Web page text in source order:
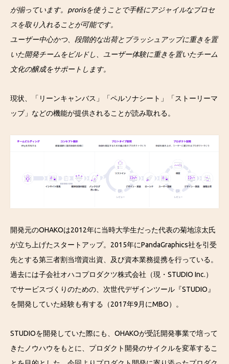
が揃っています。prorisを使うことで手軽にアジャイルなプロセ
スを取り入れることが可能です。
ユーザー中心かつ、段階的な出荷とブラッシュアップに重きを置
いた開発チームをビルドし、ユーザー体験に重きを置いたチーム
文化の醸成をサポートします。
現状、「リーンキャンバス」「ペルソナシート」「ストーリーマ
ップ」などの機能が提供されることが読み取れる。
開発元のOHAKOは2012年に当時大学生だった代表の菊地涼太氏
が立ち上げたスタートアップ。2015年にPandaGraphics社を引受
先とする第三者割当増資出資、及び資本業務提携を行っている。
過去には子会社オハコプロダクツ株式会社（現・STUDIO Inc.）
でサービスづくりのための、次世代デザインツール『STUDIO』
を開発していた経験も有する（2017年9月にMBO）。
STUDIOを開発していた際にも、OHAKOが受託開発事業で培って
きたノウハウをもとに、プロダクト開発のサイクルを変革するこ